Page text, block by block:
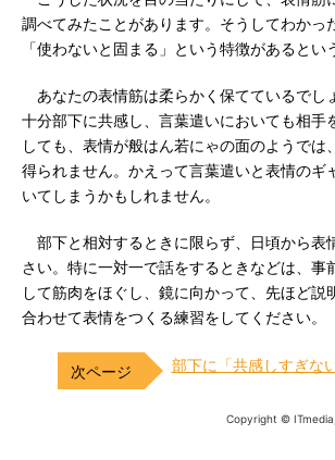
調べてみたことがあります。そうしてわかっ
「使わないと固まる」という特徴があるとい
あなたの表情筋は柔らかく保てているでし
十分部下に共感し、言葉遣いにおいても相手
しても、表情が般はん若にゃの面のようでは
得られません。かえって言葉遣いと表情のギ
いてしまうかもしれません。
部下と相対するときに限らず、日頃から表
さい。特に一対一で話をするときなどは、事
して筋肉をほぐし、鏡に向かって、先ほど説
合わせて表情をつくる練習をしてください。
部下に「共感しすぎな
Copyright ©